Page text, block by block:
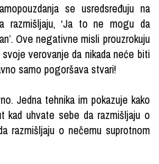
se usredsređuju na
razmišljaju, ‘Ja to ne mogu da
Ove negativne misli prouzrokuju
verovanje da nikada neće biti
samo pogoršava stvari!
Jedna tehnika im pokazuje kako
kad uhvate sebe da razmišljaju o
razmišljaju o nečemu suprotnom